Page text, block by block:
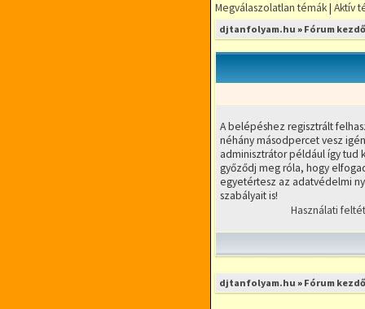
Megválaszolatlan témák| Aktív
djtanfolyam.hu » Fórum
A belépéshez regisztrált
néhány másodpercet vesz
adminisztrátor például így tud
győződj meg róla, hogy
egyetértesz az adatvédelmi
szabályait is!
Használati
djtanfolyam.hu » Fórum